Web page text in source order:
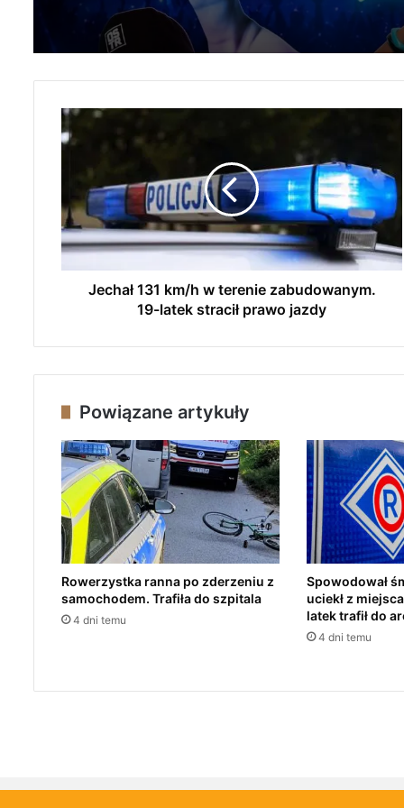
J
e
ł
1
3
1
h
r
e
n
i
e
z
a
b
d
w
Jechał 131 km/h w terenie zabudowanym.
19-latek stracił prawo jazdy
Powiązane artykuły
Rowerzystka ranna po zderzeniu z
samochodem. Trafiła do szpitala
4 dni temu
Spowodował
uciekł z
latek trafił do
4 dni temu